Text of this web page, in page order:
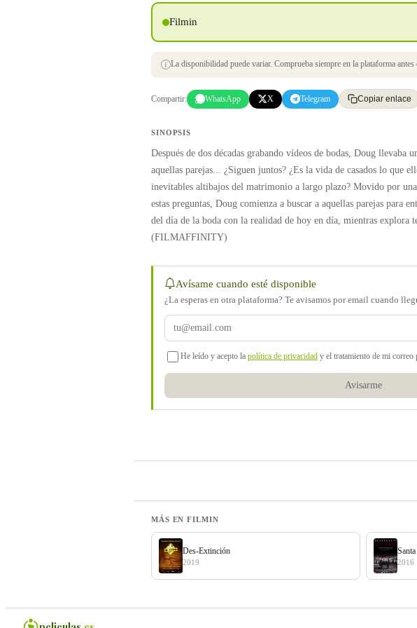
Filmin
La disponibilidad puede variar. Comprueba siempre en la plataforma antes
Compartir: WhatsApp X Telegram Copiar enlace
SINOPSIS
Después de dos décadas grabando vídeos de bodas, Doug llevaba
aquellas parejas... ¿Siguen juntos? ¿Es la vida de casados lo que
inevitables altibajos del matrimonio a largo plazo? Movido por
estas preguntas, Doug comienza a buscar a aquellas parejas para
del día de la boda con la realidad de hoy en día, mientras explora
(FILMAFFINITY)
Avísame cuando esté disponible
¿La esperas en otra plataforma? Te avisamos por email cuando
He leído y acepto la política de privacidad y el tratamiento de mi correo
Avisarme
MÁS EN FILMIN
Des-Extinción
2019 2016